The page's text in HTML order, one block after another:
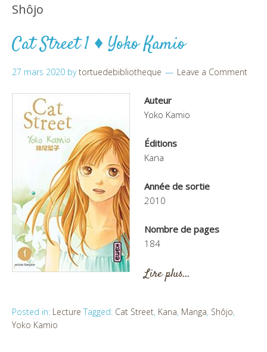
Shôjo
Cat Street 1 ♦ Yoko Kamio
27 mars 2020 bytortuedebibliotheque Leave a Comment
Auteur
Yoko Kamio
Éditions
Kana
Année de sortie
2010
Nombre de pages
184
Lire plus…
Posted in: Lecture Tagged: Cat Street, Kana, Manga, Shôjo,
Yoko Kamio